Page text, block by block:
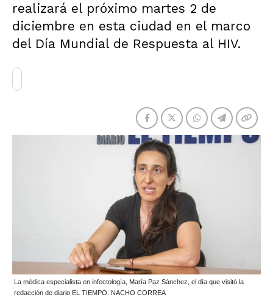
realizará el próximo martes 2 de
diciembre en esta ciudad en el marco
del Día Mundial de Respuesta al HIV.
La médica especialista en infectología, María Paz Sánchez, el día que visitó la
redacción de diario EL TIEMPO. NACHO CORREA